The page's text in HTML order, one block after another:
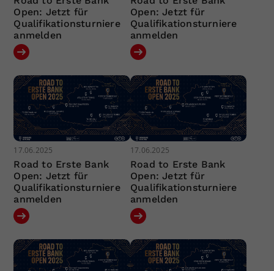
Open: Jetzt für
Qualifikationsturniere
anmelden
Open: Jetzt für
Qualifikationsturniere
anmelden
17.06.2025
Road to Erste Bank
Open: Jetzt für
Qualifikationsturniere
anmelden
17.06.2025
Road to Erste Bank
Open: Jetzt für
Qualifikationsturniere
anmelden